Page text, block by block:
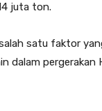
juta ton.
satu faktor
dalam pergerakan